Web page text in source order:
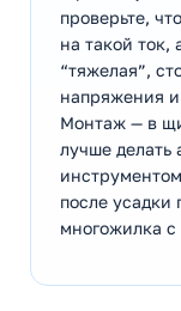
проверьте,
на такой ток,
“тяжелая”,
напряжения
Монтаж — в
лучше делать
после усадки
многожилка